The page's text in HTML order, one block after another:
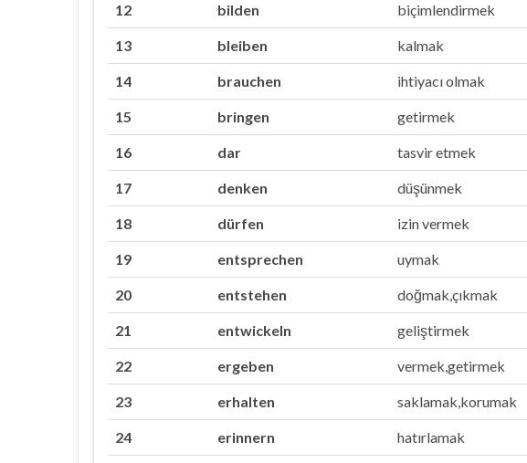
12 bilden biçimlendirmek
13 bleiben kalmak
14 brauchen ihtiyacı olmak
15 bringen getirmek
16 dar tasvir etmek
17 denken düşünmek
18 dürfen izin vermek
19 entsprechen uymak
20 entstehen doğmak,çıkmak
21 entwickeln geliştirmek
22 ergeben vermek,getirmek
23 erhalten saklamak,korumak
24 erinnern hatırlamak